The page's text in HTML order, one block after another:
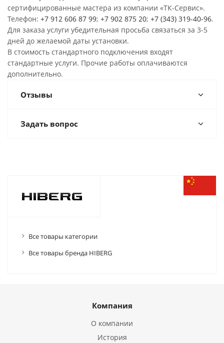
сертифицированные мастера из компании «ТК-Сервис».
Телефон: +7 912 606 87 99; +7 902 875 20; +7 (343) 319-40-96.
Для заказа услуги убедительная просьба связаться за 3-5
дней до желаемой даты установки.
В стоимость стандартного подключения входят
стандартные услуги. Прочие работы оплачиваются
дополнительно.
Отзывы
Задать вопрос
Все товары категории
Все товары бренда HIBERG
Компания
О компании
История